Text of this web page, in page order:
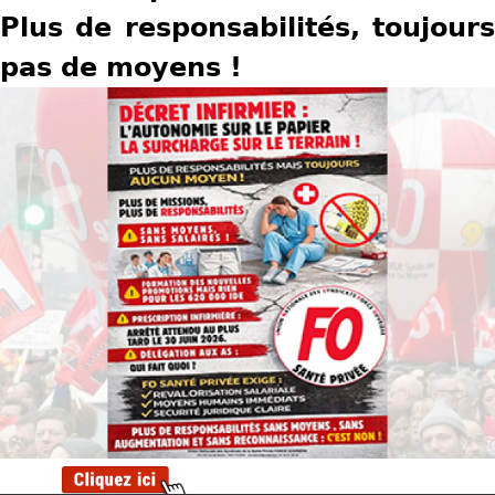
u
s
s
c
i
Plus de responsabilités, toujours
pas de moyens !